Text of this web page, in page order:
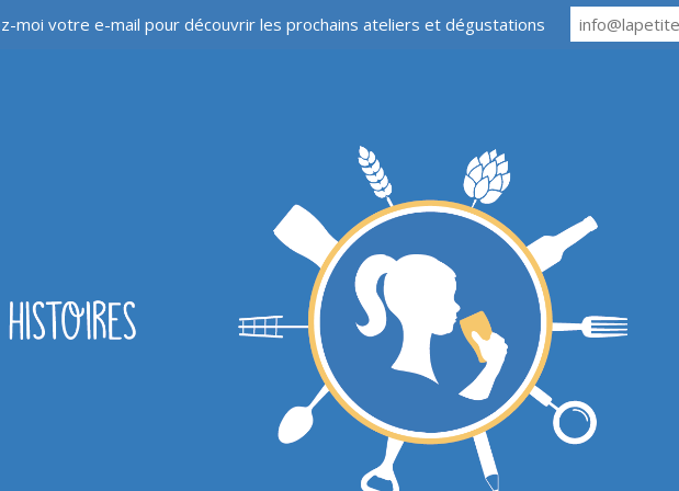
moi votre e-mail pour découvrir les prochains ateliers et dégustations